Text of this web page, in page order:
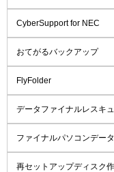
CyberSupport for NEC
おてがるバックアップ
FlyFolder
データファイナルレスキ
ファイナルパソコンデー
再セットアップディスク